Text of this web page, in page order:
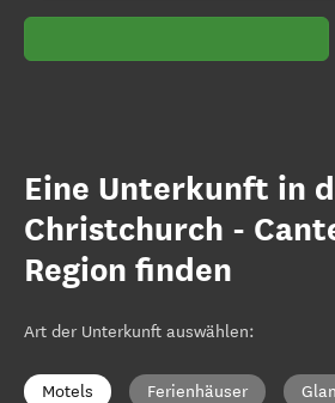
Eine Unterkunft in
Christchurch -
Region finden
Art der Unterkunft auswählen:
Motels Ferienhäuser